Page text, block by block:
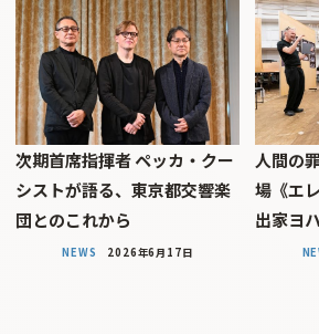
次期首席指揮者 ペッカ・クー
シストが語る、東京都交響楽
団とのこれから
NEWS 2026年6月17日
人間の
場《エ
出家ヨ